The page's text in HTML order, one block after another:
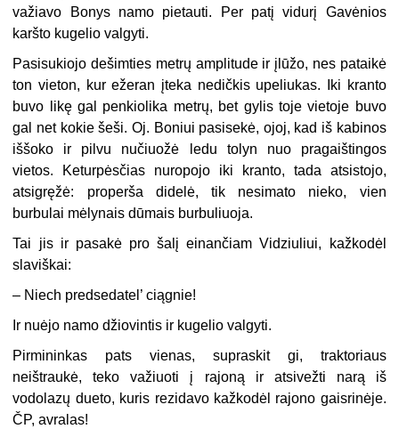
važiavo Bonys namo pietauti. Per patį vidurį Gavėnios
karšto kugelio valgyti.
Pasisukiojo dešimties metrų amplitude ir įlūžo, nes pataikė
ton vieton, kur ežeran įteka nedičkis upeliukas. Iki kranto
buvo likę gal penkiolika metrų, bet gylis toje vietoje buvo
gal net kokie šeši. Oj. Boniui pasisekė, ojoj, kad iš kabinos
iššoko ir pilvu nučiuožė ledu tolyn nuo pragaištingos
vietos. Keturpėsčias nuropojo iki kranto, tada atsistojo,
atsigręžė: properša didelė, tik nesimato nieko, vien
burbulai mėlynais dūmais burbuliuoja.
Tai jis ir pasakė pro šalį einančiam Vidziuliui, kažkodėl
slaviškai:
– Niech predsedatel’ ciągnie!
Ir nuėjo namo džiovintis ir kugelio valgyti.
Pirmininkas pats vienas, supraskit gi, traktoriaus
neištraukė, teko važiuoti į rajoną ir atsivežti narą iš
vodolazų dueto, kuris rezidavo kažkodėl rajono gaisrinėje.
ČP, avralas!